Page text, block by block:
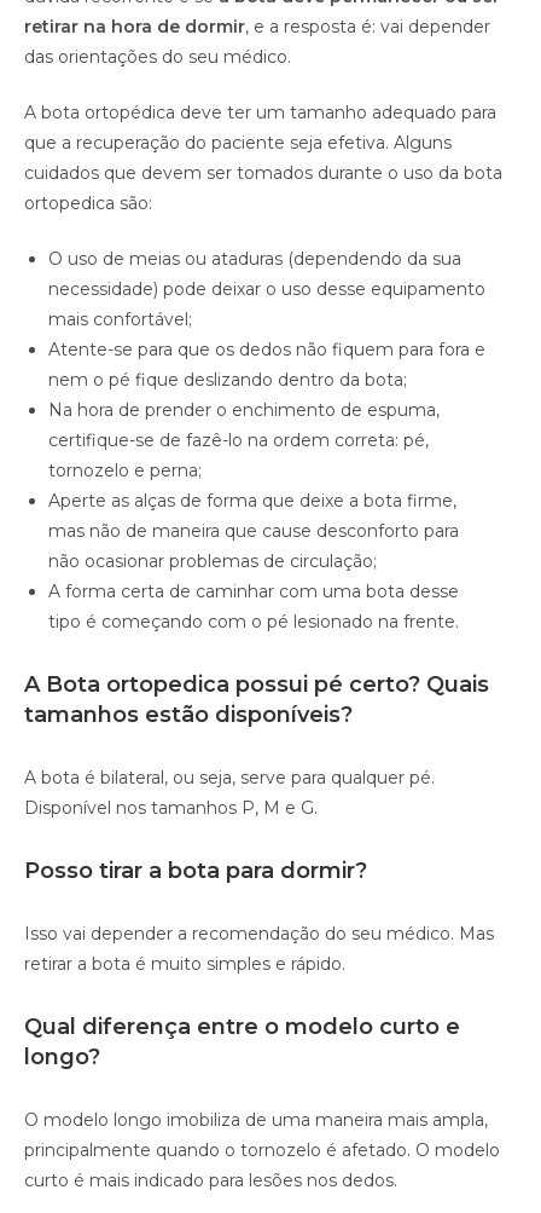
retirar na hora de dormir, e a resposta é: vai depender
das orientações do seu médico.
A bota ortopédica deve ter um tamanho adequado para
que a recuperação do paciente seja efetiva. Alguns
cuidados que devem ser tomados durante o uso da bota
ortopedica são:
O uso de meias ou ataduras (dependendo da sua
necessidade) pode deixar o uso desse equipamento
mais confortável;
Atente-se para que os dedos não fiquem para fora e
nem o pé fique deslizando dentro da bota;
Na hora de prender o enchimento de espuma,
certifique-se de fazê-lo na ordem correta: pé,
tornozelo e perna;
Aperte as alças de forma que deixe a bota firme,
mas não de maneira que cause desconforto para
não ocasionar problemas de circulação;
A forma certa de caminhar com uma bota desse
tipo é começando com o pé lesionado na frente.
A Bota ortopedica possui pé certo? Quais
tamanhos estão disponíveis?
A bota é bilateral, ou seja, serve para qualquer pé.
Disponível nos tamanhos P, M e G.
Posso tirar a bota para dormir?
Isso vai depender a recomendação do seu médico. Mas
retirar a bota é muito simples e rápido.
Qual diferença entre o modelo curto e
longo?
O modelo longo imobiliza de uma maneira mais ampla,
principalmente quando o tornozelo é afetado. O modelo
curto é mais indicado para lesões nos dedos.